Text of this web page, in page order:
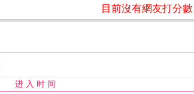
目前沒有網友打分數
进 入 时 间